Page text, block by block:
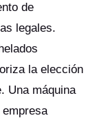
de
legales.
la elección
Una máquina